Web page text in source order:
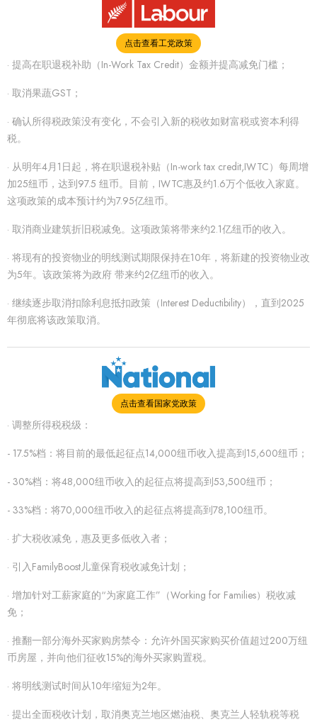
点击查看工党政策
· 提高在职退税补助（In-Work Tax Credit）金额并提高减免门槛；
· 取消果蔬GST；
· 确认所得税政策没有变化，不会引入新的税收如财富税或资本利得
税。
· 从明年4月1日起，将在职退税补贴（In-work tax credit,IWTC）每周增
加25纽币，达到97.5 纽币。目前，IWTC惠及约1.6万个低收入家庭。
这项政策的成本预计约为7.95亿纽币。
· 取消商业建筑折旧税减免。这项政策将带来约2.1亿纽币的收入。
· 将现有的投资物业的明线测试期限保持在10年，将新建的投资物业改
为5年。该政策将为政府 带来约2亿纽币的收入。
· 继续逐步取消扣除利息抵扣政策（Interest Deductibility），直到2025
年彻底将该政策取消。
点击查看国家党政策
· 调整所得税税级：
- 17.5%档：将目前的最低起征点14,000纽币收入提高到15,600纽币；
- 30%档：将48,000纽币收入的起征点将提高到53,500纽币；
- 33%档：将70,000纽币收入的起征点将提高到78,100纽币。
· 扩大税收减免，惠及更多低收入者；
· 引入FamilyBoost儿童保育税收减免计划；
· 增加针对工薪家庭的“为家庭工作”（Working for Families）税收减
免；
· 推翻一部分海外买家购房禁令：允许外国买家购买价值超过200万纽
币房屋，并向他们征收15%的海外买家购置税。
· 将明线测试时间从10年缩短为2年。
· 提出全面税收计划，取消奥克兰地区燃油税、奥克兰人轻轨税等税